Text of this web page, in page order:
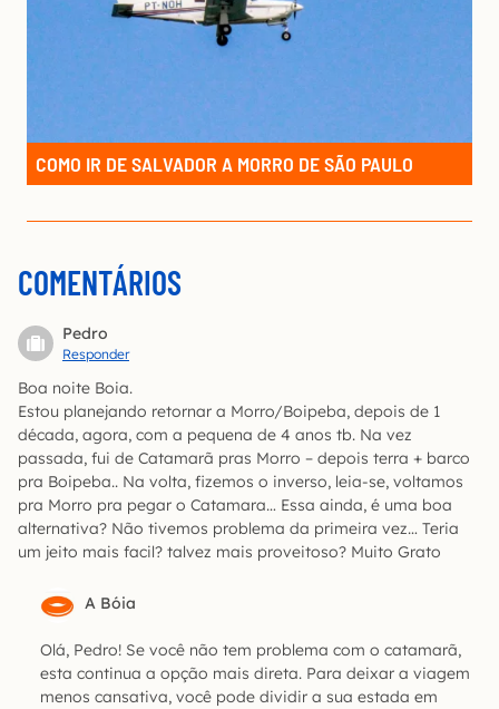
COMO IR DE SALVADOR A MORRO DE SÃO PAULO
COMENTÁRIOS
Pedro
Responder
Boa noite Boia.
Estou planejando retornar a Morro/Boipeba, depois de 1
década, agora, com a pequena de 4 anos tb. Na vez
passada, fui de Catamarã pras Morro – depois terra + barco
pra Boipeba.. Na volta, fizemos o inverso, leia-se, voltamos
pra Morro pra pegar o Catamara… Essa ainda, é uma boa
alternativa? Não tivemos problema da primeira vez… Teria
um jeito mais facil? talvez mais proveitoso? Muito Grato
A Bóia
Olá, Pedro! Se você não tem problema com o catamarã,
esta continua a opção mais direta. Para deixar a viagem
menos cansativa, você pode dividir a sua estada em